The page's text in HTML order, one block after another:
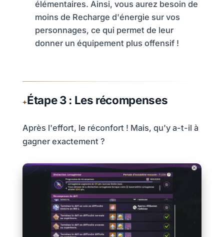
élémentaires. Ainsi, vous aurez besoin de
moins de Recharge d'énergie sur vos
personnages, ce qui permet de leur
donner un équipement plus offensif !
Étape 3 : Les récompenses
Après l'effort, le réconfort ! Mais, qu'y a-t-il à
gagner exactement ?